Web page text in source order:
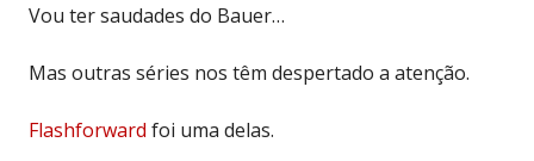
Vou ter saudades do Bauer…
Mas outras séries nos têm despertado a atenção.
Flashforward foi uma delas.